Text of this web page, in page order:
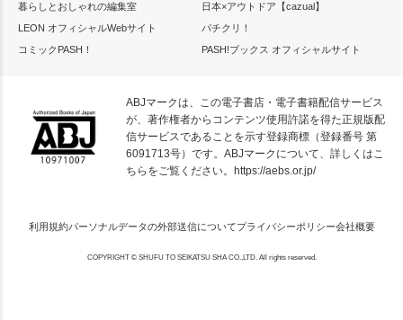
暮らしとおしゃれの編集室
日本×アウトドア【cazual】
LEON オフィシャルWebサイト
パチクリ！
コミックPASH！
PASH!ブックス オフィシャルサイト
ABJマークは、この電子書店・電子書籍配信サービス
が、著作権者からコンテンツ使用許諾を得た正規版配
信サービスであることを示す登録商標（登録番号 第
6091713号）です。ABJマークについて、詳しくはこ
ちらをご覧ください。
https://aebs.or.jp/
利用規約パーソナルデータの外部送信についてプライバシーポリシー会社概要
COPYRIGHT © SHUFU TO SEIKATSU SHA CO.,LTD. All rights reserved.